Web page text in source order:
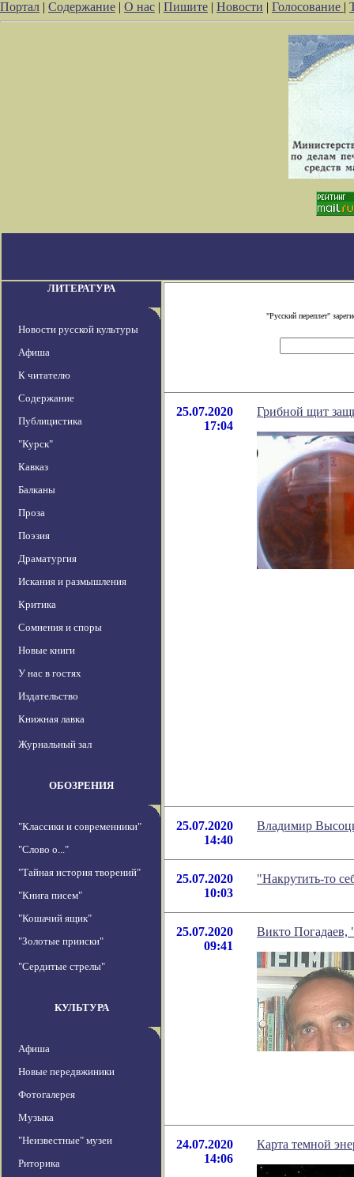
Портал | Содержание | О нас | Пишите | Новости | Голосование |
ЛИТЕРАТУРА
Новости русской культуры
Афиша
К читателю
Содержание
Публицистика
"Курск"
Кавказ
Балканы
Проза
Поэзия
Драматургия
Искания и размышления
Критика
Сомнения и споры
Новые книги
У нас в гостях
Издательство
Книжная лавка
Журнальный зал
ОБОЗРЕНИЯ
"Классики и современники"
"Слово о..."
"Тайная история творений"
"Книга писем"
"Кошачий ящик"
"Золотые прииски"
"Сердитые стрелы"
КУЛЬТУРА
Афиша
Новые передвжиники
Фотогалерея
Музыка
"Неизвестные" музеи
Риторика
"Русский переплет"
25.07.2020
17:04
Грибной щит
25.07.2020
14:40
Владимир
25.07.2020
10:03
"Накрутить-то
25.07.2020
09:41
Викто Погадаев,
24.07.2020
14:06
Карта темной